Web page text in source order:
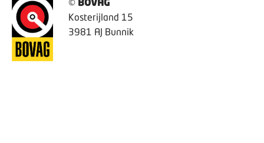
Kosterijland 15
3981 AJ Bunnik